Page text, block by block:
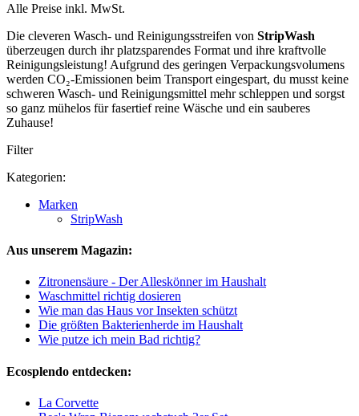
Alle Preise inkl. MwSt.
Die cleveren Wasch- und Reinigungsstreifen von StripWash
überzeugen durch ihr platzsparendes Format und ihre kraftvolle
Reinigungsleistung! Aufgrund des geringen Verpackungsvolumens
werden CO₂-Emissionen beim Transport eingespart, du musst keine
schweren Wasch- und Reinigungsmittel mehr schleppen und sorgst
so ganz mühelos für fasertief reine Wäsche und ein sauberes
Zuhause!
Filter
Kategorien:
Marken
StripWash
Aus unserem Magazin:
Zitronensäure - Der Alleskönner im Haushalt
Waschmittel richtig dosieren
Wie man das Haus vor Insekten schützt
Die größten Bakterienherde im Haushalt
Wie putze ich mein Bad richtig?
Ecosplendo entdecken:
La Corvette